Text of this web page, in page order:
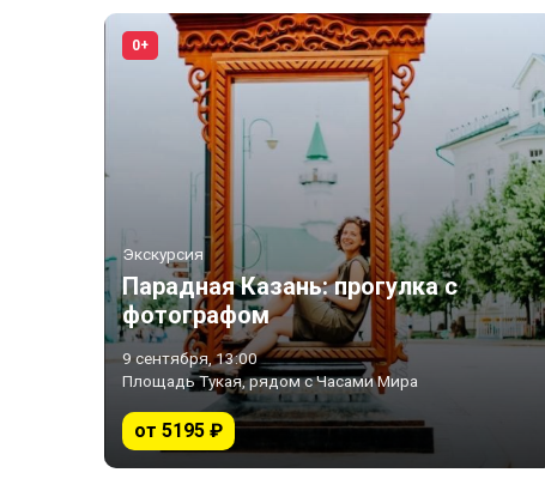
0+
Экскурсия
Парадная Казань: прогулка с
фотографом
9 сентября, 13:00
Площадь Тукая, рядом с Часами Мира
от 5195 ₽